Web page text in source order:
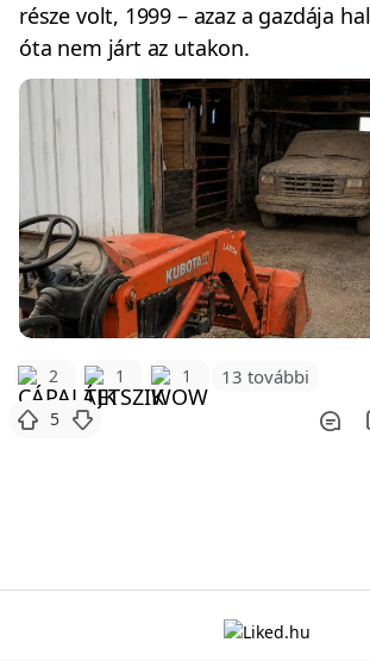
része volt, 1999 – azaz a gazdája
óta nem járt az utakon.
2 1 1 13 további
5